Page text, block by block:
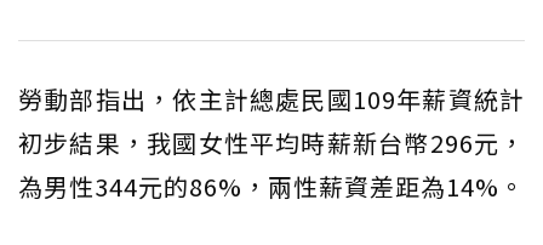
勞動部指出，依主計總處民國109年薪資統計
初步結果，我國女性平均時薪新台幣296元，
為男性344元的86%，兩性薪資差距為14%。